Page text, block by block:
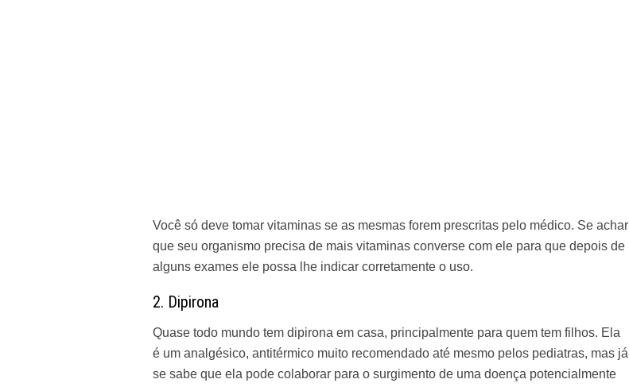
Você só deve tomar vitaminas se as mesmas forem prescritas pelo médico. Se achar
que seu organismo precisa de mais vitaminas converse com ele para que depois de
alguns exames ele possa lhe indicar corretamente o uso.
2. Dipirona
Quase todo mundo tem dipirona em casa, principalmente para quem tem filhos. Ela
é um analgésico, antitérmico muito recomendado até mesmo pelos pediatras, mas já
se sabe que ela pode colaborar para o surgimento de uma doença potencialmente